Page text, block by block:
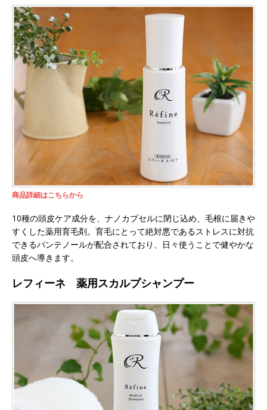
商品詳細はこちらから
10種の頭皮ケア成分を、ナノカプセルに閉じ込め、毛根に届きや
すくした薬用育毛剤。育毛にとって絶対悪であるストレスに対抗
できるパンテノールが配合されており、日々使うことで健やかな
頭皮へ導きます。
レフィーネ 薬用スカルプシャンプー